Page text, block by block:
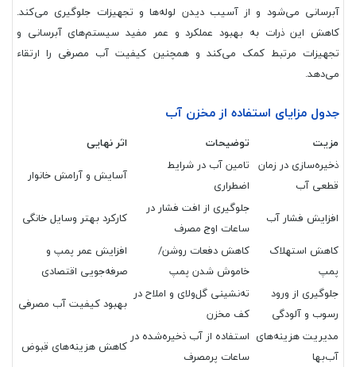
آبرسانی می‌شود و از آسیب دیدن لوله‌ها و تجهیزات جلوگیری می‌کند.
کاهش این ذرات به بهبود عملکرد و عمر مفید سیستم‌های آبرسانی و
تجهیزات مرتبط کمک می‌کند و همچنین کیفیت آب مصرفی را ارتقاء
می‌دهد.
جدول مزایای استفاده از مخزن آب
مزیت توضیحات
اثر نهایی
ذخیره‌سازی در زمان
قطعی آب
تامین آب در شرایط
اضطراری
آسایش و آرامش خانوار
افزایش فشار آب
جلوگیری از افت فشار در
ساعات اوج مصرف
کارکرد بهتر وسایل خانگی
کاهش استهلاک
پمپ
کاهش دفعات روشن/
خاموش شدن پمپ
افزایش عمر پمپ و
صرفه‌جویی اقتصادی
جلوگیری از ورود
رسوب و آلودگی
ته‌نشینی گل‌ولای و املاح در
کف مخزن
بهبود کیفیت آب مصرفی
مدیریت هزینه‌های
آب‌بها
استفاده از آب ذخیره‌شده در
ساعات پرمصرف
کاهش هزینه‌های قبوض